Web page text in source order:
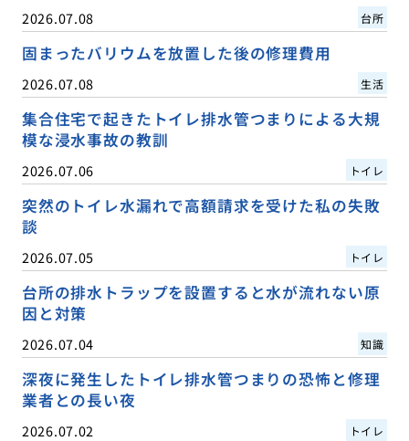
2026.07.08 台所
固まったバリウムを放置した後の修理費用
2026.07.08 生活
集合住宅で起きたトイレ排水管つまりによる大規
模な浸水事故の教訓
2026.07.06 トイレ
突然のトイレ水漏れで高額請求を受けた私の失敗
談
2026.07.05 トイレ
台所の排水トラップを設置すると水が流れない原
因と対策
2026.07.04 知識
深夜に発生したトイレ排水管つまりの恐怖と修理
業者との長い夜
2026.07.02 トイレ